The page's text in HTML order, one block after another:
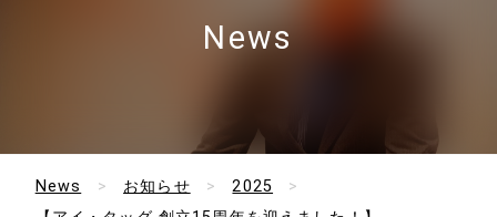
News
News お知らせ
2025